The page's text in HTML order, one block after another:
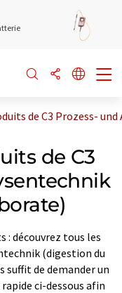
de C3 Prozess-
de C3
: découvrez tous les
(digestion du
suffit de demander un
ci-dessous afin